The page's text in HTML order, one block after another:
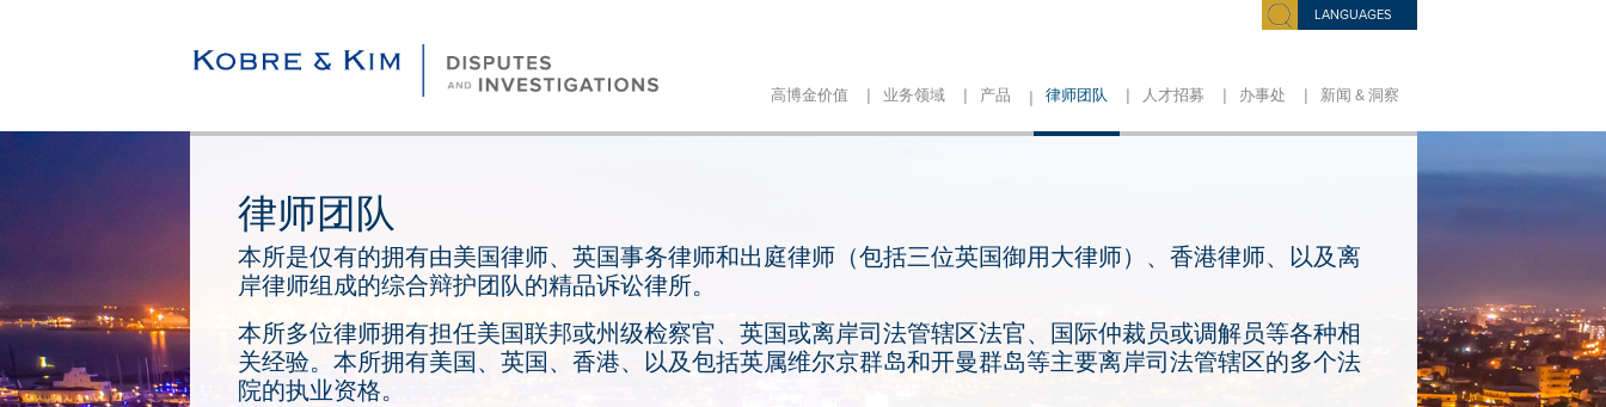
LANGUAGES
高博金价值 | 业务领域 | 产品 | 律师团队 | 人才招募 | 办事处 | 新闻 & 洞察
律师团队
本所是仅有的拥有由美国律师、英国事务律师和出庭律师（包括三位英国御用大律师）、香港律师、以及离
岸律师组成的综合辩护团队的精品诉讼律所。
本所多位律师拥有担任美国联邦或州级检察官、英国或离岸司法管辖区法官、国际仲裁员或调解员等各种相
关经验。本所拥有美国、英国、香港、以及包括英属维尔京群岛和开曼群岛等主要离岸司法管辖区的多个法
院的执业资格。